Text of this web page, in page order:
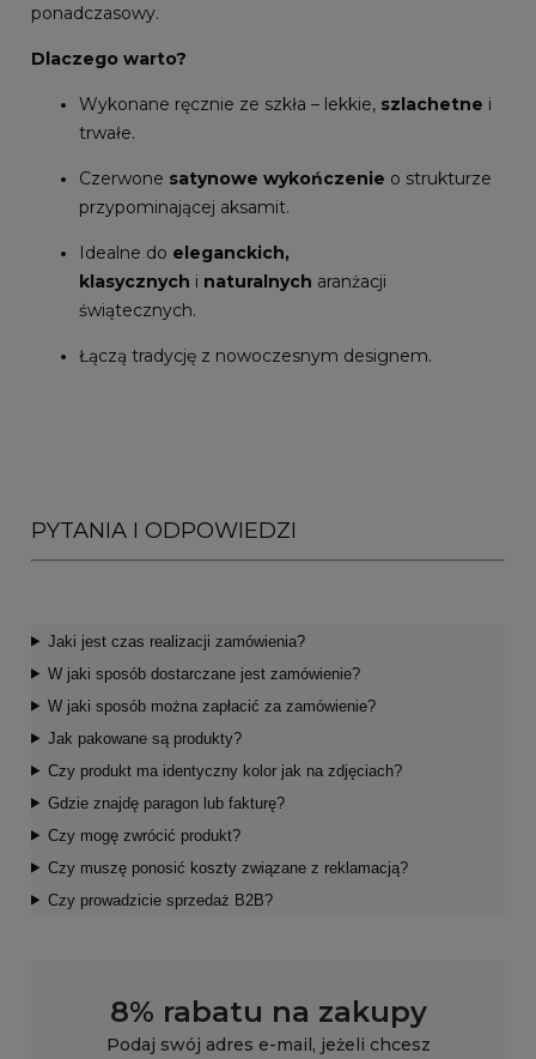
ponadczasowy.
Dlaczego warto?
Wykonane ręcznie ze szkła – lekkie, szlachetne i
trwałe.
Czerwone satynowe wykończenie o strukturze
przypominającej aksamit.
Idealne do eleganckich,
klasycznych i naturalnych aranżacji
świątecznych.
Łączą tradycję z nowoczesnym designem.
PYTANIA I ODPOWIEDZI
Jaki jest czas realizacji zamówienia?
W jaki sposób dostarczane jest zamówienie?
W jaki sposób można zapłacić za zamówienie?
Jak pakowane są produkty?
Czy produkt ma identyczny kolor jak na zdjęciach?
Gdzie znajdę paragon lub fakturę?
Czy mogę zwrócić produkt?
Czy muszę ponosić koszty związane z reklamacją?
Czy prowadzicie sprzedaż B2B?
8% rabatu na zakupy
Podaj swój adres e-mail, jeżeli chcesz